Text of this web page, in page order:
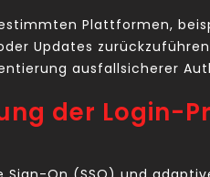
Plattformen,
Updates
ausfallsicherer
der Login-